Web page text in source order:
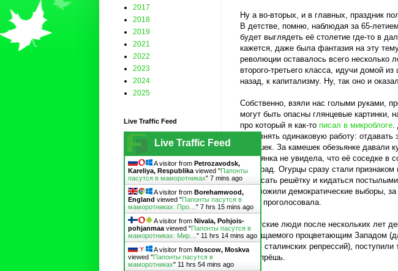
Ну а во-вторых, и в главных, праздник
В детстве, помню, наблюдая за 65-
будет выглядеть её столетие где-то в
кажется, даже была фантазия на эту
революции оставалось всего
второго-третьего класса, идучи домой
назад, к капитализму. Ну, так оно и
Собственно, взяли нас голыми руками,
могут быть опасны глянцевые картинки,
про который я как-то писал в микроблоге
выполнять одинаковую работу:
камешек. За камешек обезьянке давали
обезьянка не увидела, что её соседке в
виноград. Огурцы сразу стали
сотрясать решётку и кидаться
предложили демократические выборы,
бы не проголосовала.
Советские люди после нескольких лет
поглощаемого процветающим Западом
жертв сталинских репрессий),
не попрёшь.
2017
2018
2019
2021
2022
2023
2024
2025
Live Traffic Feed
Live Traffic Feed
A visitor from Petrozavodsk,
Kareliya, Respublika viewed "Папонты
пасутся в маморотниках" 7 mins ago
A visitor from Borehamwood,
England viewed "Папонты пасутся в
маморотниках: Про… " 7 hrs 15 mins ago
A visitor from Nivala, Pohjois-
pohjanmaa viewed "Папонты пасутся в
маморотниках: Мир… " 11 hrs 14 mins ago
A visitor from Moscow, Moskva
viewed "Папонты пасутся в
маморотниках" 11 hrs 54 mins ago